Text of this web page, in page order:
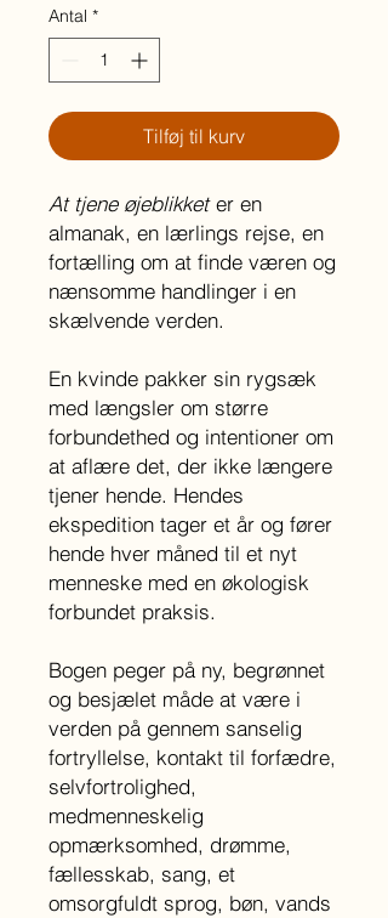
Antal *
Tilføj til kurv
At tjene øjeblikketer en
almanak, en lærlings rejse, en
fortælling om at finde væren og
nænsomme handlinger i en
skælvende verden.
En kvinde pakker sin rygsæk
med længsler om større
forbundethed og intentioner om
at aflære det, der ikke længere
tjener hende. Hendes
ekspedition tager et år og fører
hende hver måned til et nyt
menneske med en økologisk
forbundet praksis.
Bogen peger på ny, begrønnet
og besjælet måde at være i
verden på gennem sanselig
fortryllelse, kontakt til forfædre,
selvfortrolighed,
medmenneskelig
opmærksomhed, drømme,
fællesskab, sang, et
omsorgfuldt sprog, bøn, vands